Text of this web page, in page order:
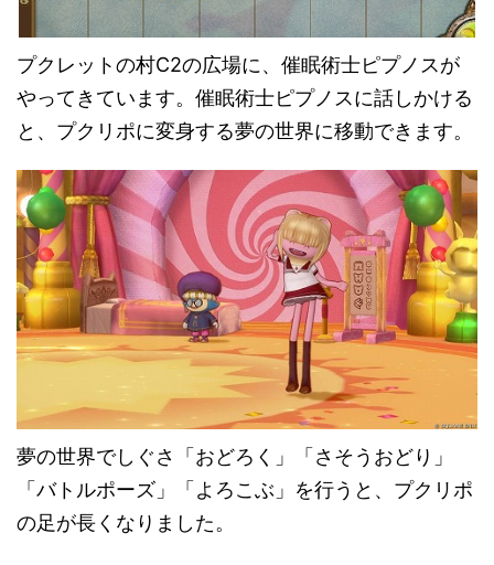
プクレットの村C2の広場に、催眠術士ピプノスが
やってきています。催眠術士ピプノスに話しかける
と、プクリポに変身する夢の世界に移動できます。
夢の世界でしぐさ「おどろく」「さそうおどり」
「バトルポーズ」「よろこぶ」を行うと、プクリポ
の足が長くなりました。